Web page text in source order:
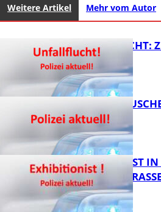
Weitere Artikel Mehr vom Autor
UNFALLFLUCHT:
EXHIBITIONIST IN